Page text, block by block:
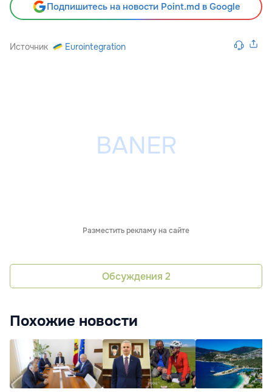
Подпишитесь на новости Point.md в Google
Источник Eurointegration
Разместить рекламу на сайте
Обсуждения 2
Похожие новости